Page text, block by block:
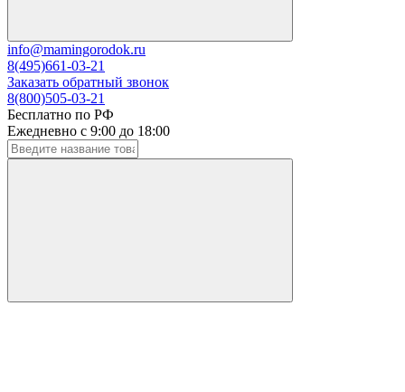
info@mamingorodok.ru
8(495)661-03-21
Заказать обратный звонок
8(800)505-03-21
Бесплатно по РФ
Ежедневно с 9:00 до 18:00